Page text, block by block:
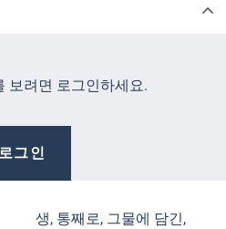
보려면 로그인하세요.
로그인
생, 통째로, 그물에 담긴,